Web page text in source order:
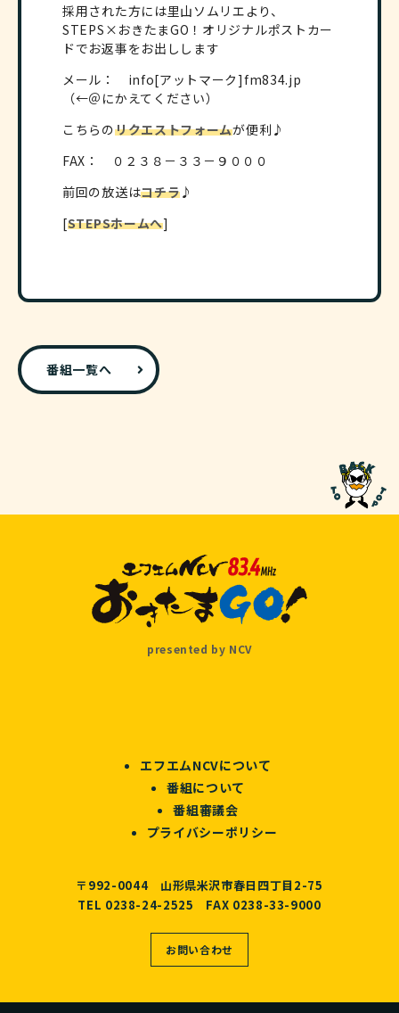
採用された方には里山ソムリエより、
STEPS×おきたまGO！オリジナルポストカー
ドでお返事をお出しします
メール： info[アットマーク]fm834.jp
（←＠にかえてください）
こちらのリクエストフォームが便利♪
FAX： ０２３８－３３－９０００
前回の放送はコチラ ♪
[STEPSホームへ]
番組一覧へ
presented by NCV
エフエムNCVについて
番組について
番組審議会
プライバシーポリシー
〒992-0044 山形県米沢市春日四丁目2-75
TEL 0238-24-2525 FAX 0238-33-9000
お問い合わせ